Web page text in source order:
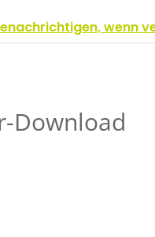
wenn
Download